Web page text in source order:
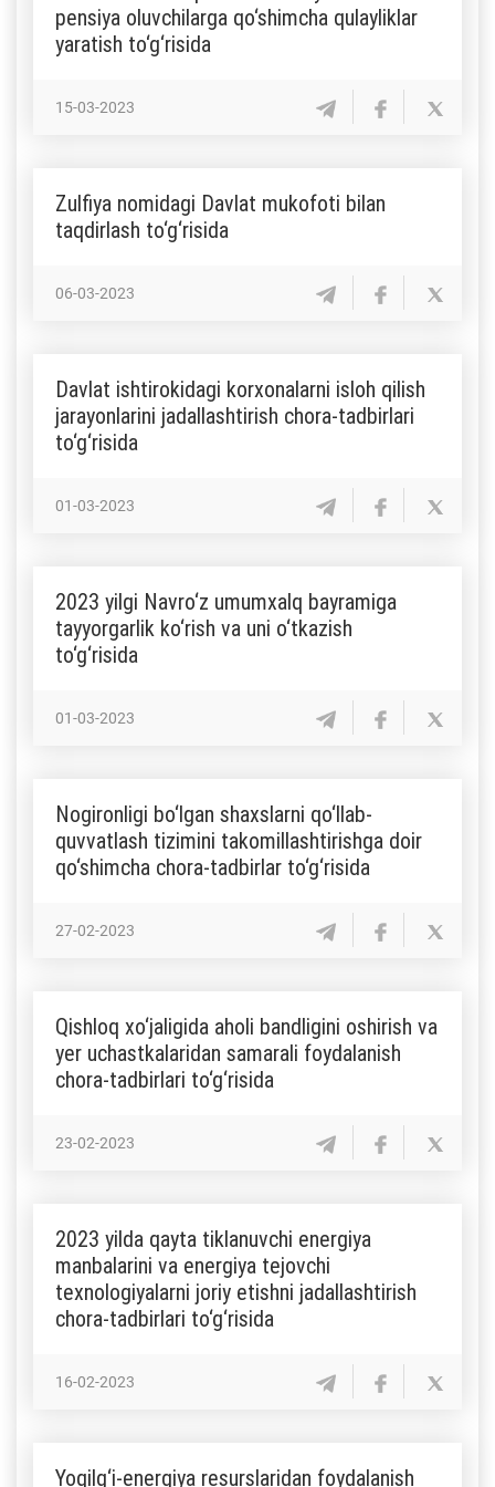
pensiya oluvchilarga qo‘shimcha qulayliklar
yaratish to‘g‘risida
15-03-2023
Zulfiya nomidagi Davlat mukofoti bilan
taqdirlash to‘g‘risida
06-03-2023
Davlat ishtirokidagi korxonalarni isloh qilish
jarayonlarini jadallashtirish chora-tadbirlari
to‘g‘risida
01-03-2023
2023 yilgi Navro‘z umumxalq bayramiga
tayyorgarlik ko‘rish va uni o‘tkazish
to‘g‘risida
01-03-2023
Nogironligi bo‘lgan shaxslarni qo‘llab-
quvvatlash tizimini takomillashtirishga doir
qo‘shimcha chora-tadbirlar to‘g‘risida
27-02-2023
Qishloq xo‘jaligida aholi bandligini oshirish va
yer uchastkalaridan samarali foydalanish
chora-tadbirlari to‘g‘risida
23-02-2023
2023 yilda qayta tiklanuvchi energiya
manbalarini va energiya tejovchi
texnologiyalarni joriy etishni jadallashtirish
chora-tadbirlari to‘g‘risida
16-02-2023
Yoqilg‘i-energiya resurslaridan foydalanish